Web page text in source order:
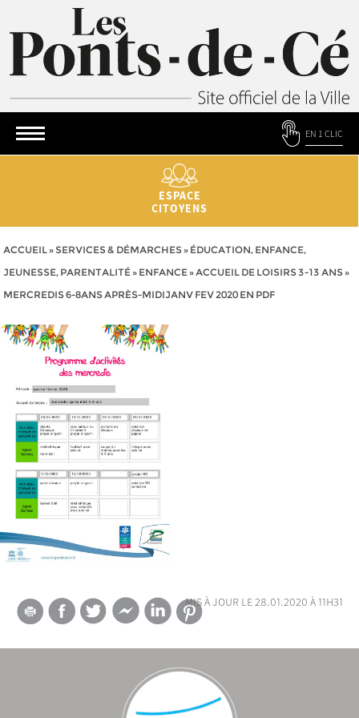
EN 1 CLIC
ESPACE
CITOYENS
ACCUEIL» SERVICES & DÉMARCHES» ÉDUCATION, ENFANCE,
JEUNESSE, PARENTALITÉ» ENFANCE»ACCUEIL DE LOISIRS 3-13 ANS»
MERCREDIS 6-8ANS APRÈS-MIDIJANV FEV 2020 EN PDF
mis à jour le 28.01.2020 à 11h31